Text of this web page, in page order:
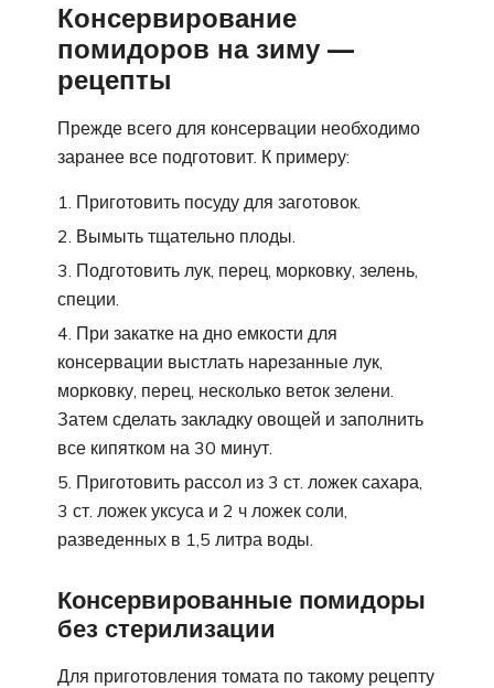
Консервирование
помидоров на зиму —
рецепты
Прежде всего для консервации необходимо
заранее все подготовит. К примеру:
Приготовить посуду для заготовок.
Вымыть тщательно плоды.
Подготовить лук, перец, морковку, зелень,
специи.
При закатке на дно емкости для
консервации выстлать нарезанные лук,
морковку, перец, несколько веток зелени.
Затем сделать закладку овощей и заполнить
все кипятком на 30 минут.
Приготовить рассол из 3 ст. ложек сахара,
3 ст. ложек уксуса и 2 ч ложек соли,
разведенных в 1,5 литра воды.
Консервированные помидоры
без стерилизации
Для приготовления томата по такому рецепту